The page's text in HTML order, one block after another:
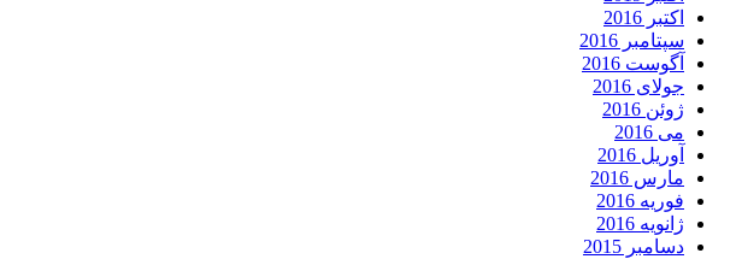
اکتبر 2016
سپتامبر 2016
آگوست 2016
جولای 2016
ژوئن 2016
می 2016
آوریل 2016
مارس 2016
فوریه 2016
ژانویه 2016
دسامبر 2015